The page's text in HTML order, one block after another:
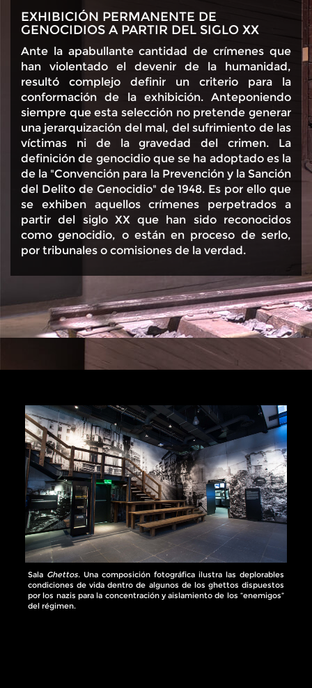
EXHIBICIÓN PERMANENTE DE
GENOCIDIOS A PARTIR DEL SIGLO XX
Ante la apabullante cantidad de crímenes que
han violentado el devenir de la humanidad,
resultó complejo definir un criterio para la
conformación de la exhibición. Anteponiendo
siempre que esta selección no pretende generar
una jerarquización del mal, del sufrimiento de las
víctimas ni de la gravedad del crimen. La
definición de genocidio que se ha adoptado es la
de la "Convención para la Prevención y la Sanción
del Delito de Genocidio" de 1948. Es por ello que
se exhiben aquellos crímenes perpetrados a
partir del siglo XX que han sido reconocidos
como genocidio, o están en proceso de serlo,
por tribunales o comisiones de la verdad.
Sala Ghettos. Una composición fotográfica ilustra las deplorables
condiciones de vida dentro de algunos de los ghettos dispuestos
por los nazis para la concentración y aislamiento de los “enemigos”
del régimen.